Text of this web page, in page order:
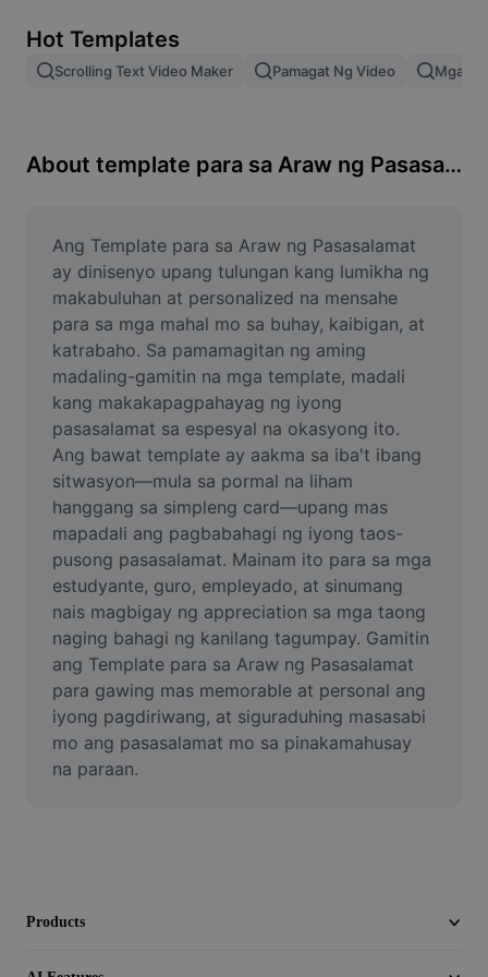
Image merge
Resize Image
Meme Generator
AI Text Remover
AI People Remover
AI Inpainting
Face Cutout
Video
Remove video BG
Enhance quality
Video Editor
Trim Video
Add Subtitles To Video
Video Converter
Hot Templates
Scrolling Text Video Maker Pamagat Ng Video Mga
About template para sa Araw ng Pasasalamat
Ang Template para sa Araw ng Pasasalamat
ay dinisenyo upang tulungan kang lumikha ng
makabuluhan at personalized na mensahe
para sa mga mahal mo sa buhay, kaibigan, at
katrabaho. Sa pamamagitan ng aming
madaling-gamitin na mga template, madali
kang makakapagpahayag ng iyong
pasasalamat sa espesyal na okasyong ito.
Ang bawat template ay aakma sa iba't ibang
sitwasyon—mula sa pormal na liham
hanggang sa simpleng card—upang mas
mapadali ang pagbabahagi ng iyong taos-
pusong pasasalamat. Mainam ito para sa mga
estudyante, guro, empleyado, at sinumang
nais magbigay ng appreciation sa mga taong
naging bahagi ng kanilang tagumpay. Gamitin
ang Template para sa Araw ng Pasasalamat
para gawing mas memorable at personal ang
iyong pagdiriwang, at siguraduhing masasabi
mo ang pasasalamat mo sa pinakamahusay
na paraan.
Products